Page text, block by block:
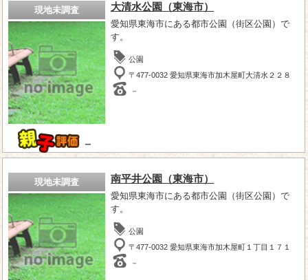
現地未調査
－
大清水公園（東海市）
愛知県東海市にある都市公園（街区公園）で
す。
公園
〒477-0032 愛知県東海市加木屋町大清水２２８
－
現地未調査 南平井公園（東海市）
愛知県東海市にある都市公園（街区公園）で
す。
公園
〒477-0032 愛知県東海市加木屋町１丁目１７１
－